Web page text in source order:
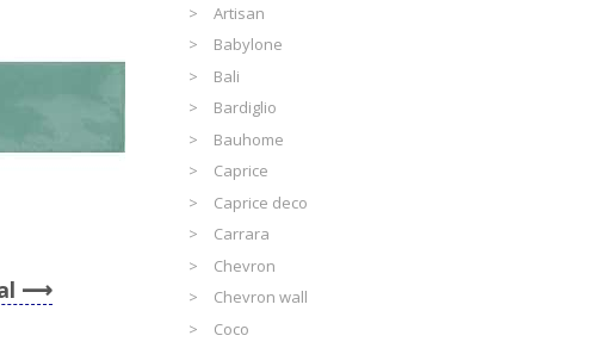
Artisan
Babylone
Bali
Bardiglio
Bauhome
Caprice
Caprice deco
Carrara
Chevron
Chevron wall
Coco